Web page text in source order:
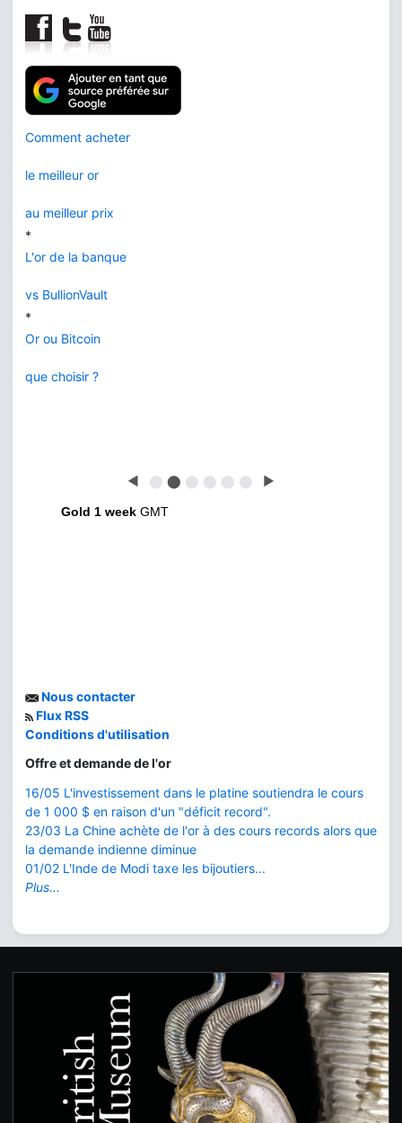
Comment acheter
le meilleur or
au meilleur prix
*
L'or de la banque
vs BullionVault
*
Or ou Bitcoin
que choisir ?
◀ ⬤ ⬤ ⬤ ⬤ ⬤ ⬤ ▶
Gold 1 week GMT
Nous contacter
Flux RSS
Conditions d'utilisation
Offre et demande de l'or
16/05 L'investissement dans le platine soutiendra le cours
de 1 000 $ en raison d'un "déficit record".
23/03 La Chine achète de l'or à des cours records alors que
la demande indienne diminue
01/02 L'Inde de Modi taxe les bijoutiers...
Plus...